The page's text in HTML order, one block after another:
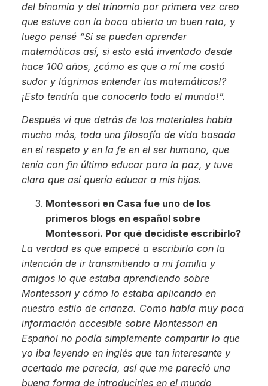
del binomio y del trinomio por primera vez creo
que estuve con la boca abierta un buen rato, y
luego pensé “Si se pueden aprender
matemáticas así, si esto está inventado desde
hace 100 años, ¿cómo es que a mí me costó
sudor y lágrimas entender las matemáticas!?
¡Esto tendría que conocerlo todo el mundo!”.
Después vi que detrás de los materiales había
mucho más, toda una filosofía de vida basada
en el respeto y en la fe en el ser humano, que
tenía con fin último educar para la paz, y tuve
claro que así quería educar a mis hijos.
Montessori en Casa fue uno de los
primeros blogs en español sobre
Montessori. Por qué decidiste escribirlo?
La verdad es que empecé a escribirlo con la
intención de ir transmitiendo a mi familia y
amigos lo que estaba aprendiendo sobre
Montessori y cómo lo estaba aplicando en
nuestro estilo de crianza. Como había muy poca
información accesible sobre Montessori en
Español no podía simplemente compartir lo que
yo iba leyendo en inglés que tan interesante y
acertado me parecía, así que me pareció una
buena forma de introducirles en el mundo